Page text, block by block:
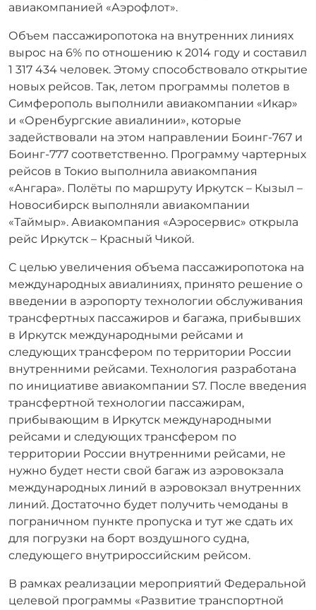
авиакомпанией «Аэрофлот».
Объем пассажиропотока на внутренних линиях
вырос на 6% по отношению к 2014 году и составил
1 317 434 человек. Этому способствовало открытие
новых рейсов. Так, летом программы полетов в
Симферополь выполнили авиакомпании «Икар»
и «Оренбургские авиалинии», которые
задействовали на этом направлении Боинг-767 и
Боинг-777 соответственно. Программу чартерных
рейсов в Токио выполнила авиакомпания
«Ангара». Полёты по маршруту Иркутск – Кызыл –
Новосибирск выполняли авиакомпании
«Таймыр». Авиакомпания «Аэросервис» открыла
рейс Иркутск – Красный Чикой.
С целью увеличения объема пассажиропотока на
международных авиалиниях, принято решение о
введении в аэропорту технологии обслуживания
трансфертных пассажиров и багажа, прибывших
в Иркутск международными рейсами и
следующих трансфером по территории России
внутренними рейсами. Технология разработана
по инициативе авиакомпании S7. После введения
трансфертной технологии пассажирам,
прибывающим в Иркутск международными
рейсами и следующих трансфером по
территории России внутренними рейсами, не
нужно будет нести свой багаж из аэровокзала
международных линий в аэровокзал внутренних
линий. Достаточно будет получить чемоданы в
пограничном пункте пропуска и тут же сдать их
для погрузки на борт воздушного судна,
следующего внутрироссийским рейсом.
В рамках реализации мероприятий Федеральной
целевой программы «Развитие транспортной